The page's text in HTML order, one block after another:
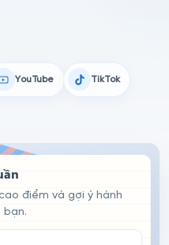
YouTube TikTok
điểm và gợi ý hành
bạn.